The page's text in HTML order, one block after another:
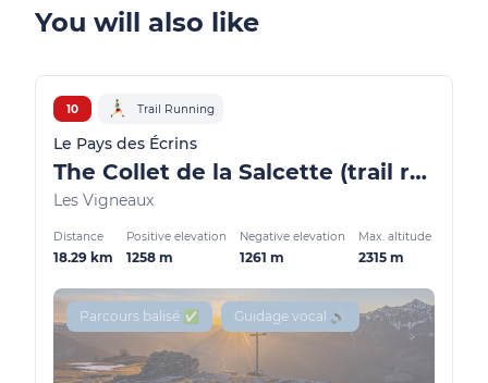
You will also like
10 Trail Running
Le Pays des Écrins
The Collet de la Salcette (trail route no. 10)
Les Vigneaux
Distance
18.29 km
Positive elevation
1258 m
Negative elevation
1261 m
Max. altitude
2315 m
Parcours balisé ✅ Guidage vocal 🔊